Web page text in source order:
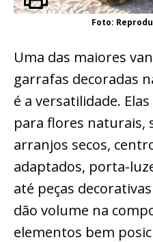
Foto:
Uma das maiores
garrafas decoradas
é a versatilidade.
para flores naturais,
arranjos secos,
adaptados, porta-
até peças
dão volume na
elementos bem